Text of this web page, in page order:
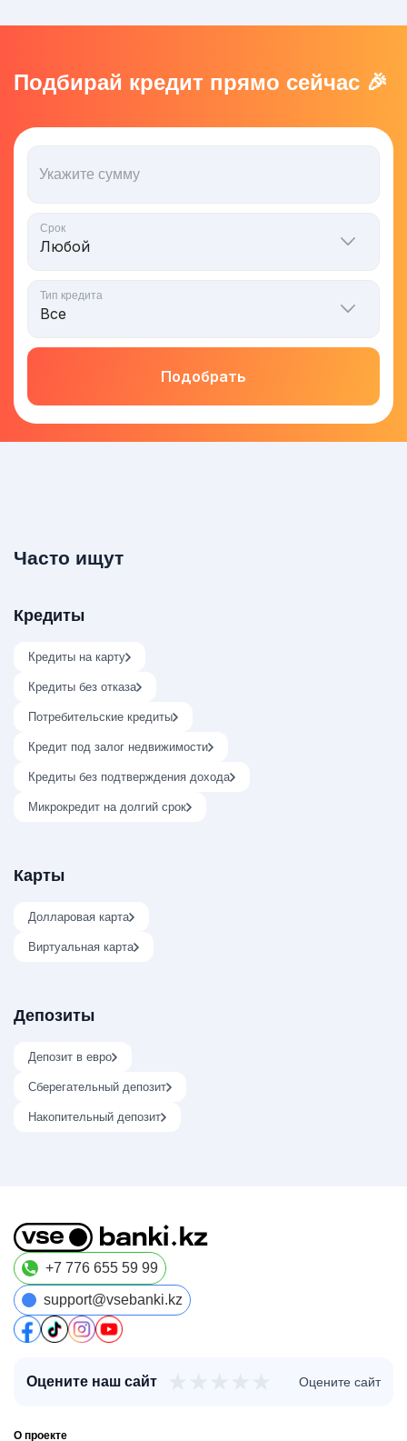
Подбирай кредит прямо сейчас 🎉
Укажите сумму
Срок
Тип кредита
Подобрать
Часто ищут
Кредиты
Кредиты на карту
Кредиты без отказа
Потребительские кредиты
Кредит под залог недвижимости
Кредиты без подтверждения дохода
Микрокредит на долгий срок
Карты
Долларовая карта
Виртуальная карта
Депозиты
Депозит в евро
Сберегательный депозит
Накопительный депозит
+7 776 655 59 99
support@vsebanki.kz
Оцените наш сайт Оцените сайт
О проекте